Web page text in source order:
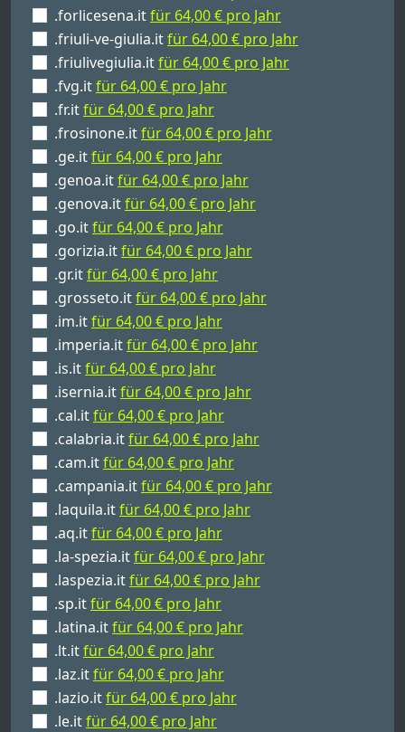
.forlicesena.itfür 64,00 € pro Jahr
.friuli-ve-giulia.itfür 64,00 € pro Jahr
.friulivegiulia.itfür 64,00 € pro Jahr
.fvg.itfür 64,00 € pro Jahr
.fr.itfür 64,00 € pro Jahr
.frosinone.itfür 64,00 € pro Jahr
.ge.itfür 64,00 € pro Jahr
.genoa.itfür 64,00 € pro Jahr
.genova.itfür 64,00 € pro Jahr
.go.itfür 64,00 € pro Jahr
.gorizia.itfür 64,00 € pro Jahr
.gr.itfür 64,00 € pro Jahr
.grosseto.itfür 64,00 € pro Jahr
.im.itfür 64,00 € pro Jahr
.imperia.itfür 64,00 € pro Jahr
.is.itfür 64,00 € pro Jahr
.isernia.itfür 64,00 € pro Jahr
.cal.itfür 64,00 € pro Jahr
.calabria.itfür 64,00 € pro Jahr
.cam.itfür 64,00 € pro Jahr
.campania.itfür 64,00 € pro Jahr
.laquila.itfür 64,00 € pro Jahr
.aq.itfür 64,00 € pro Jahr
.la-spezia.itfür 64,00 € pro Jahr
.laspezia.itfür 64,00 € pro Jahr
.sp.itfür 64,00 € pro Jahr
.latina.itfür 64,00 € pro Jahr
.lt.itfür 64,00 € pro Jahr
.laz.itfür 64,00 € pro Jahr
.lazio.itfür 64,00 € pro Jahr
.le.itfür 64,00 € pro Jahr